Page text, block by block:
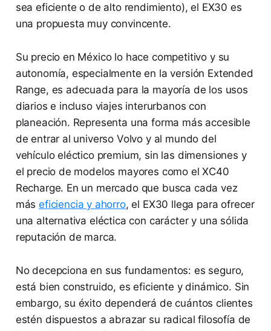
sea eficiente o de alto rendimiento), el EX30 es
una propuesta muy convincente.
Su precio en México lo hace competitivo y su
autonomía, especialmente en la versión Extended
Range, es adecuada para la mayoría de los usos
diarios e incluso viajes interurbanos con
planeación. Representa una forma más accesible
de entrar al universo Volvo y al mundo del
vehículo eléctico premium, sin las dimensiones y
el precio de modelos mayores como el XC40
Recharge. En un mercado que busca cada vez
máseficiencia y ahorro, el EX30 llega para ofrecer
una alternativa eléctica con carácter y una sólida
reputación de marca.
No decepciona en sus fundamentos: es seguro,
está bien construido, es eficiente y dinámico. Sin
embargo, su éxito dependerá de cuántos clientes
estén dispuestos a abrazar su radical filosofía de